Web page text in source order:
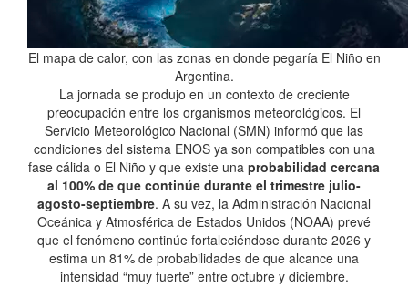
El mapa de calor, con las zonas en donde pegaría El Niño en
Argentina.
La jornada se produjo en un contexto de creciente
preocupación entre los organismos meteorológicos. El
Servicio Meteorológico Nacional (SMN) informó que las
condiciones del sistema ENOS ya son compatibles con una
fase cálida o El Niño y que existe una probabilidad cercana
al 100% de que continúe durante el trimestre julio-
agosto-septiembre. A su vez, la Administración Nacional
Oceánica y Atmosférica de Estados Unidos (NOAA) prevé
que el fenómeno continúe fortaleciéndose durante 2026 y
estima un 81% de probabilidades de que alcance una
intensidad “muy fuerte” entre octubre y diciembre.